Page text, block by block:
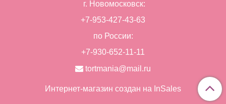
г. Новомосковск:
+7-953-427-43-63
по России:
+7-930-652-11-11
tortmania@mail.ru
Интернет-магазин создан на InSales